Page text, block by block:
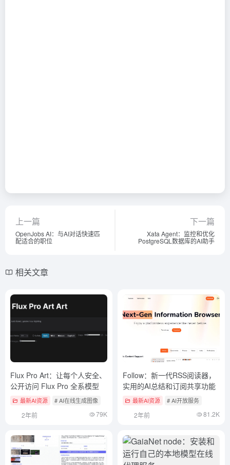
上一篇
OpenJobs AI：与AI对话快速匹
配适合的职位
下一篇
Xata Agent：监控和优化
PostgreSQL数据库的AI助手
相关文章
Flux Pro Art：让每个人安全、
公开访问 Flux Pro 全系模型
最新AI资源 # AI在线生成图像
2年前 79K
Follow：新一代RSS阅读器，
实用的AI总结和订阅共享功能
最新AI资源 # AI开放服务
2年前 81.2K